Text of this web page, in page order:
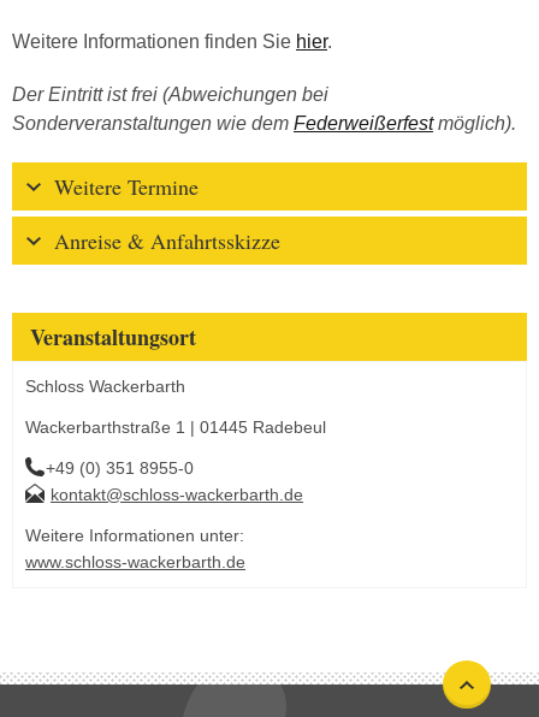
Weitere Informationen finden Sie hier.
Der Eintritt ist frei (Abweichungen bei
Sonderveranstaltungen wie dem Federweißerfestmöglich).
Weitere Termine
Anreise & Anfahrtsskizze
Veranstaltungsort
Schloss Wackerbarth
Wackerbarthstraße 1 | 01445 Radebeul
+49 (0) 351 8955-0
kontakt@schloss-wackerbarth.de
Weitere Informationen unter:
www.schloss-wackerbarth.de